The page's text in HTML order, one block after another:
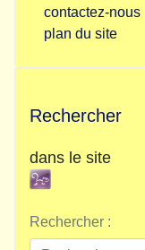
contactez-nous
plan du site
Rechercher
dans le site
Rechercher :